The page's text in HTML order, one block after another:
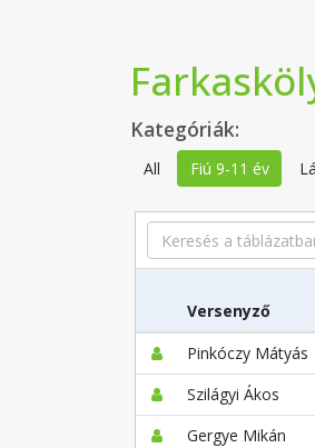
Kategóriák:
All Fiú 9-11 év
Search
Versenyző
Pinkóczy Mátyás
Szilágyi Ákos
Gergye Mikán